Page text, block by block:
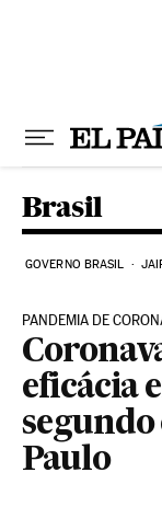
Brasil
GOVERNO BRASIL
PANDEMIA DE
eficácia
segundo
Paulo